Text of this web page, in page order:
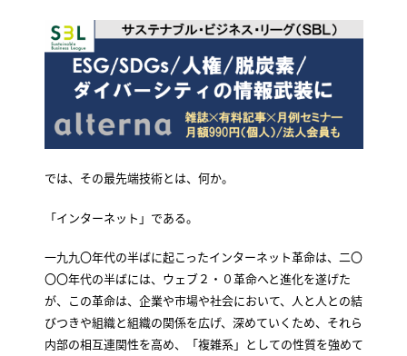
では、その最先端技術とは、何か。
「インターネット」である。
一九九〇年代の半ばに起こったインターネット革命は、二〇
〇〇年代の半ばには、ウェブ２・０革命へと進化を遂げた
が、この革命は、企業や市場や社会において、人と人との結
びつきや組織と組織の関係を広げ、深めていくため、それら
内部の相互連関性を高め、「複雑系」としての性質を強めて